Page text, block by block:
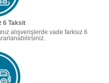
6 Taksit
alışverişlerde vade farksız 6